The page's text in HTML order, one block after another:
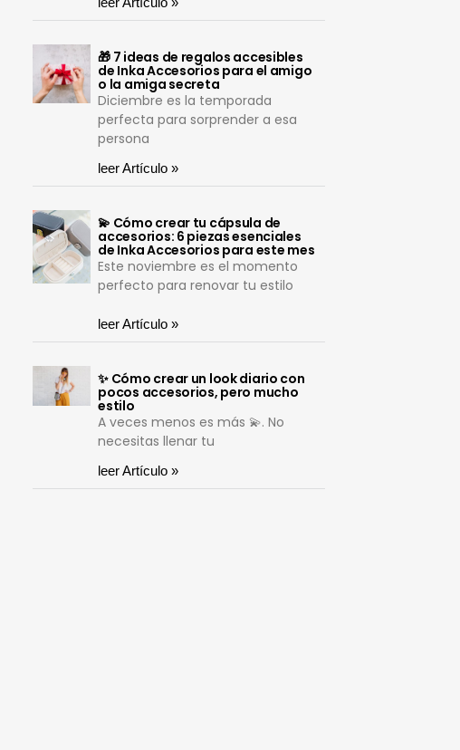
🎁 7 ideas de regalos accesibles
de Inka Accesorios para el amigo
o la amiga secreta
Diciembre es la temporada
perfecta para sorprender a esa
persona
leer Artículo »
💫 Cómo crear tu cápsula de
accesorios: 6 piezas esenciales
de Inka Accesorios para este mes
Este noviembre es el momento
perfecto para renovar tu estilo
leer Artículo »
✨ Cómo crear un look diario con
pocos accesorios, pero mucho
estilo
A veces menos es más 💫. No
necesitas llenar tu
leer Artículo »